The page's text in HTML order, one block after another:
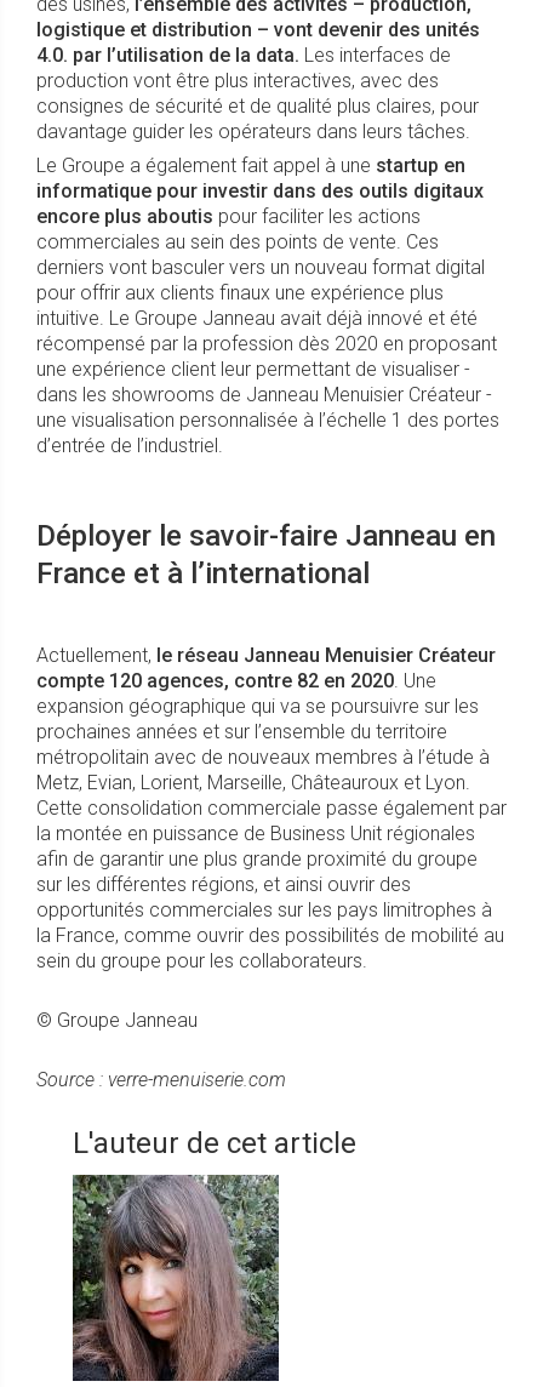
logistique et distribution – vont devenir des unités
4.0. par l’utilisation de la data. Les interfaces de
production vont être plus interactives, avec des
consignes de sécurité et de qualité plus claires, pour
davantage guider les opérateurs dans leurs tâches.
Le Groupe a également fait appel à une startup en
informatique pour investir dans des outils digitaux
encore plus aboutis pour faciliter les actions
commerciales au sein des points de vente. Ces
derniers vont basculer vers un nouveau format digital
pour offrir aux clients finaux une expérience plus
intuitive. Le Groupe Janneau avait déjà innové et été
récompensé par la profession dès 2020 en proposant
une expérience client leur permettant de visualiser -
dans les showrooms de Janneau Menuisier Créateur -
une visualisation personnalisée à l’échelle 1 des portes
d’entrée de l’industriel.
Déployer le savoir-faire Janneau en
France et à l’international
Actuellement, le réseau Janneau Menuisier Créateur
compte 120 agences, contre 82 en 2020. Une
expansion géographique qui va se poursuivre sur les
prochaines années et sur l’ensemble du territoire
métropolitain avec de nouveaux membres à l’étude à
Metz, Evian, Lorient, Marseille, Châteauroux et Lyon.
Cette consolidation commerciale passe également par
la montée en puissance de Business Unit régionales
afin de garantir une plus grande proximité du groupe
sur les différentes régions, et ainsi ouvrir des
opportunités commerciales sur les pays limitrophes à
la France, comme ouvrir des possibilités de mobilité au
sein du groupe pour les collaborateurs.
© Groupe Janneau
Source : verre-menuiserie.com
L'auteur de cet article